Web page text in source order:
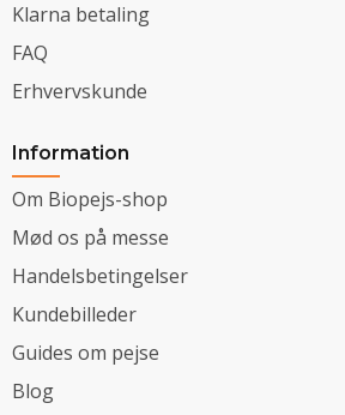
Klarna betaling
FAQ
Erhvervskunde
Information
Om Biopejs-shop
Mød os på messe
Handelsbetingelser
Kundebilleder
Guides om pejse
Blog